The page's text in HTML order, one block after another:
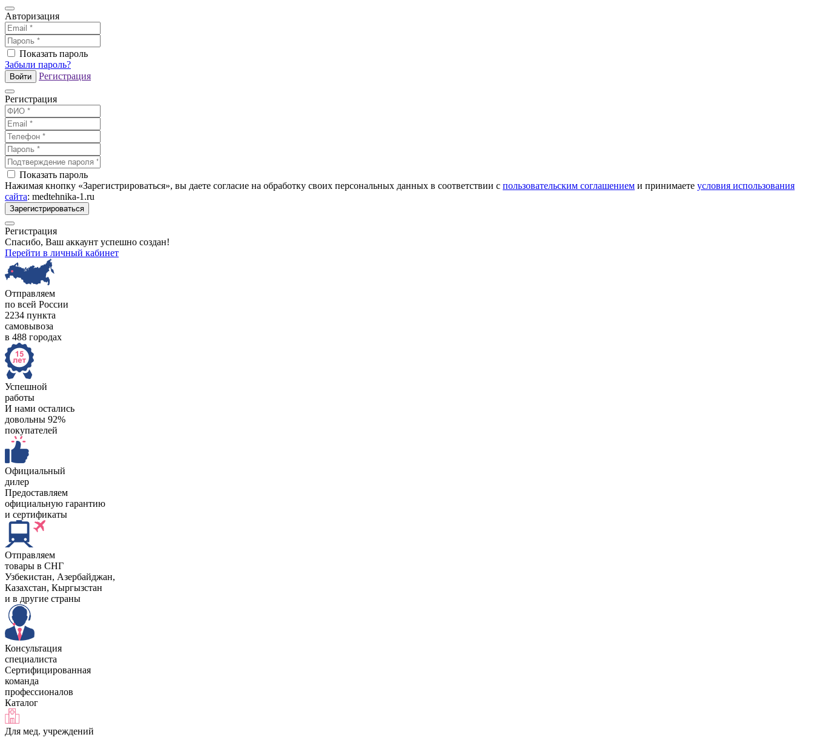
Авторизация
Показать пароль
Забыли пароль?
Войти Регистрация
Регистрация
Показать пароль
Нажимая кнопку «Зарегистрироваться», вы даете согласие на обработку своих персональных данных в соответствии с пользовательским соглашением и принимаете условия использования
сайта: medtehnika-1.ru
Зарегистрироваться
Регистрация
Спасибо, Ваш аккаунт успешно создан!
Перейти в личный кабинет
Отправляем
по всей России
2234 пункта
самовывоза
в 488 городах
Успешной
работы
И нами остались
довольны 92%
покупателей
Официальный
дилер
Предоставляем
официальную гарантию
и сертификаты
Отправляем
товары в СНГ
Узбекистан, Aзербайджан,
Казахстан, Кыргызстан
и в другие страны
Консультация
специалиста
Сертифицированная
команда
профессионалов
Каталог
Для мед. учреждений